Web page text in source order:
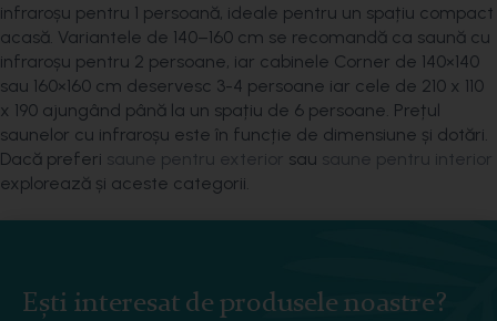
infraroșu pentru 1 persoană, ideale pentru un spațiu compact
acasă. Variantele de 140–160 cm se recomandă ca saună cu
infraroșu pentru 2 persoane, iar cabinele Corner de 140×140
sau 160×160 cm deservesc 3-4 persoane iar cele de 210 x 110
x 190 ajungând până la un spațiu de 6 persoane. Prețul
saunelor cu infraroșu este în funcție de dimensiune și dotări.
Dacă preferi saune pentru exterior sau saune pentru interior
explorează și aceste categorii.
Ești interesat de produsele noastre?